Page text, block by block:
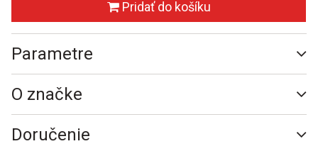
Pridať do košíku
Parametre
O značke
Doručenie